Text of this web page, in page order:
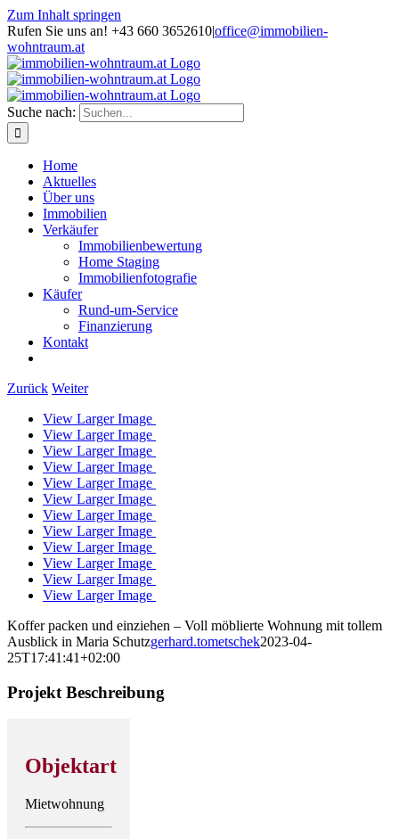
Zum Inhalt springen
Rufen Sie uns an! +43 660 3652610|office@immobilien-
wohntraum.at
Suche nach:
Home
Aktuelles
Über uns
Immobilien
Verkäufer
Immobilienbewertung
Home Staging
Immobilienfotografie
Käufer
Rund-um-Service
Finanzierung
Kontakt
Zurück Weiter
View Larger Image
View Larger Image
View Larger Image
View Larger Image
View Larger Image
View Larger Image
View Larger Image
View Larger Image
View Larger Image
View Larger Image
View Larger Image
View Larger Image
Koffer packen und einziehen – Voll möblierte Wohnung mit tollem
Ausblick in Maria Schutzgerhard.tometschek2023-04-
25T17:41:41+02:00
Projekt Beschreibung
Objektart
Mietwohnung